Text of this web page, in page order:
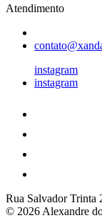
Atendimento
instagram
instagram
Rua Salvador Trinta
© 2026 Alexandre